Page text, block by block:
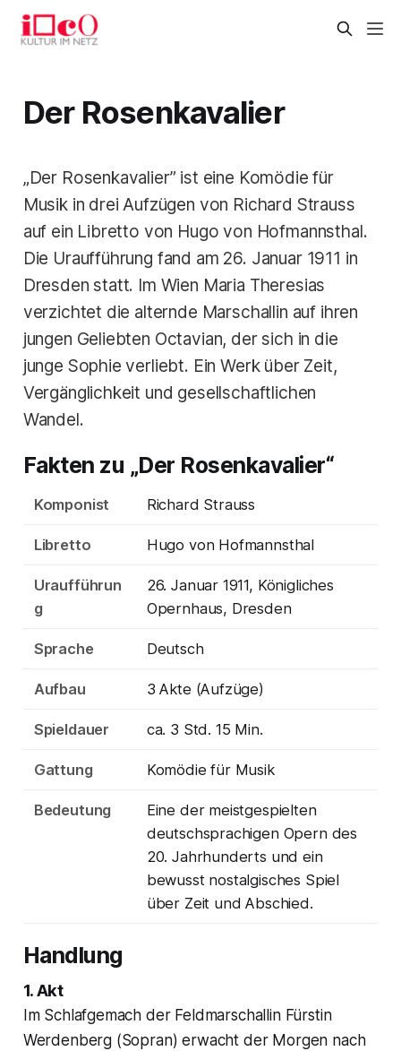
Der Rosenkavalier
„Der Rosenkavalier” ist eine Komödie für
Musik in drei Aufzügen von Richard Strauss
auf ein Libretto von Hugo von Hofmannsthal.
Die Uraufführung fand am 26. Januar 1911 in
Dresden statt. Im Wien Maria Theresias
verzichtet die alternde Marschallin auf ihren
jungen Geliebten Octavian, der sich in die
junge Sophie verliebt. Ein Werk über Zeit,
Vergänglichkeit und gesellschaftlichen
Wandel.
Fakten zu „Der Rosenkavalier“
Komponist Richard Strauss
Libretto Hugo von Hofmannsthal
Uraufführun
g
26. Januar 1911, Königliches
Opernhaus, Dresden
Sprache Deutsch
Aufbau 3 Akte (Aufzüge)
Spieldauer ca. 3 Std. 15 Min.
Gattung Komödie für Musik
Bedeutung
Eine der meistgespielten
deutschsprachigen Opern des
20. Jahrhunderts und ein
bewusst nostalgisches Spiel
über Zeit und Abschied.
Handlung
1. Akt
Im Schlafgemach der Feldmarschallin Fürstin
Werdenberg (Sopran) erwacht der Morgen nach